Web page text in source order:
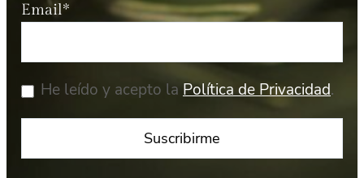
Email*
He leído y acepto la Política de Privacidad.